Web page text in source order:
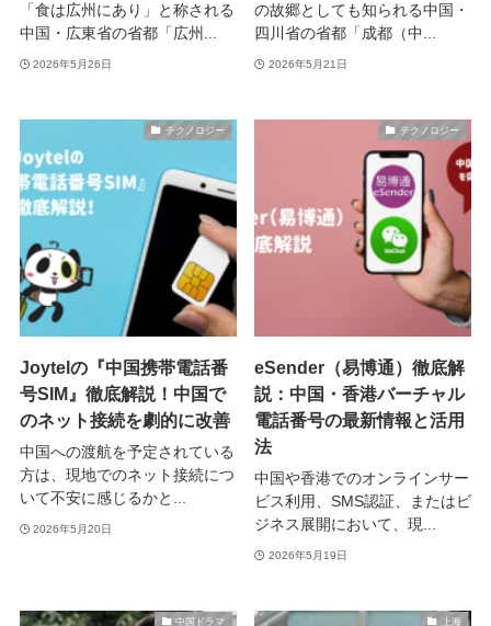
「食は広州にあり」と称される
中国・広東省の省都「広州...
2026年5月26日
の故郷としても知られる中国・
四川省の省都「成都（中...
2026年5月21日
テクノロジー
Joytelの『中国携帯電話番
号SIM』徹底解説！中国で
のネット接続を劇的に改善
中国への渡航を予定されている
方は、現地でのネット接続につ
いて不安に感じるかと...
2026年5月20日
テクノロジー
eSender（易博通）徹底解
説：中国・香港バーチャル
電話番号の最新情報と活用
法
中国や香港でのオンラインサー
ビス利用、SMS認証、またはビ
ジネス展開において、現...
2026年5月19日
中国ドラマ 上海